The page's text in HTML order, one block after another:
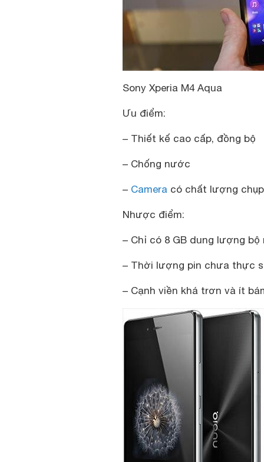
Sony Xperia M4 Aqua
Ưu điểm:
– Thiết kế cao cấp, đồng bộ
– Chống nước
– Camera có chất lượng
Nhược điểm:
– Chỉ có 8 GB dung lượng bộ
– Thời lượng pin chưa thực
– Cạnh viền khá trơn và ít